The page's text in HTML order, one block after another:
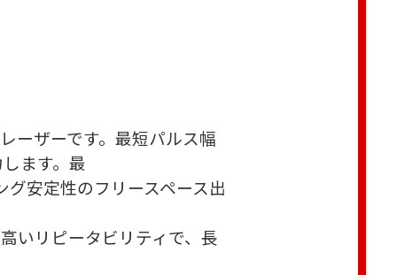
ーザーです。最短パルス幅
ます。最
安定性のフリースペース出
いリピータビリティで、長